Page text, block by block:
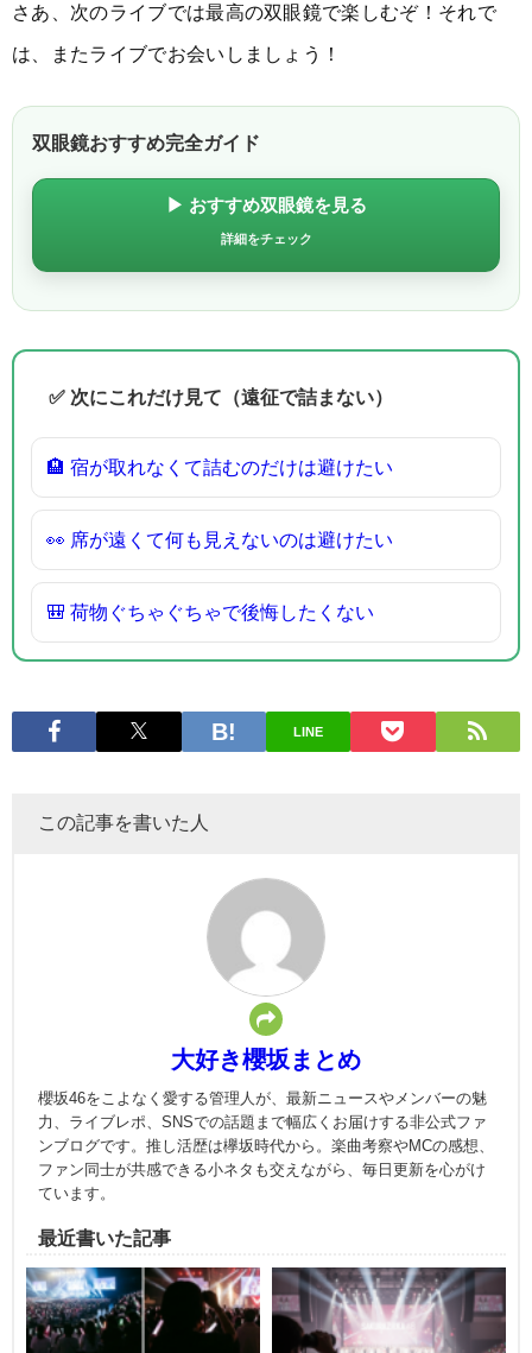
さあ、次のライブでは最高の双眼鏡で楽しむぞ！それで
は、またライブでお会いしましょう！
双眼鏡おすすめ完全ガイド
▶ おすすめ双眼鏡を見る
詳細をチェック
✅ 次にこれだけ見て（遠征で詰まない）
🏨 宿が取れなくて詰むのだけは避けたい
👀 席が遠くて何も見えないのは避けたい
🎒 荷物ぐちゃぐちゃで後悔したくない
LINE
この記事を書いた人
大好き櫻坂まとめ
櫻坂46をこよなく愛する管理人が、最新ニュースやメンバーの魅
力、ライブレポ、SNSでの話題まで幅広くお届けする非公式ファ
ンブログです。推し活歴は欅坂時代から。楽曲考察やMCの感想、
ファン同士が共感できる小ネタも交えながら、毎日更新を心がけ
ています。
最近書いた記事